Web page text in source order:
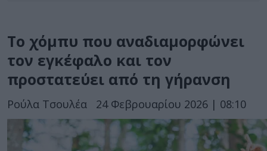
Το χόμπυ που αναδιαμορφώνει
τον εγκέφαλο και τον
προστατεύει από τη γήρανση
Ρούλα Τσουλέα 24 Φεβρουαρίου 2026 | 08:10